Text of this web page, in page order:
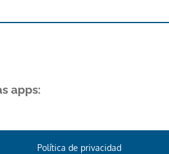
apps:
Política de privacidad